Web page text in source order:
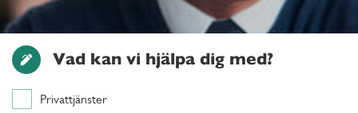
Vad kan vi hjälpa dig med?
Privattjänster